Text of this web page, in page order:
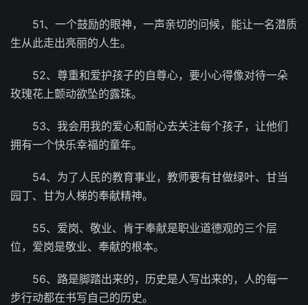
51、一个鼓励的眼神，一声亲切的问候，能让一名潜质
生从此走出亮丽的人生。
52、尊重和爱护孩子的自尊心，要小心得像对待一朵
玫瑰花上颤动欲坠的露珠。
53、我会用我的爱心和耐心去关注每个孩子，让他们
拥有一个快乐幸福的童年。
54、为了人民的教育事业，教师要有甘做绿叶、甘当
园丁、甘为人梯的奉献精神。
55、爱岗、敬业、肯于奉献是职业道德观的三个层
位，爱岗是敬业、奉献的根本。
56、路是脚踏出来的，历史是人写出来的，人的每一
步行动都在书写自己的历史。